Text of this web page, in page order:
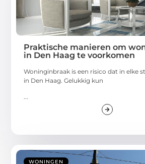
Praktische manieren om
in Den Haag te voorkomen
Woninginbraak is een risico dat in elke
in Den Haag. Gelukkig kun
...
WONINGEN